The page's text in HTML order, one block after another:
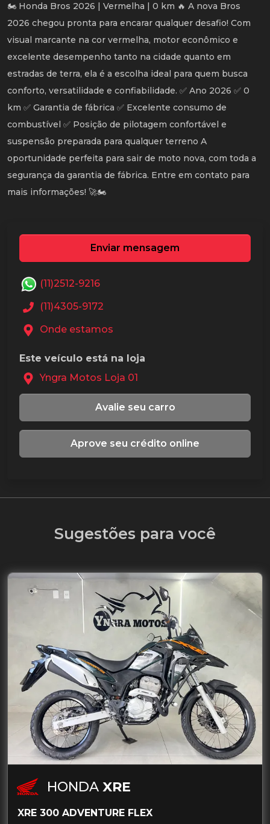
🏍️ Honda Bros 2026 | Vermelha | 0 km 🔥 A nova Bros
2026 chegou pronta para encarar qualquer desafio! Com
visual marcante na cor vermelha, motor econômico e
excelente desempenho tanto na cidade quanto em
estradas de terra, ela é a escolha ideal para quem busca
conforto, versatilidade e confiabilidade. ✅ Ano 2026 ✅ 0
km ✅ Garantia de fábrica ✅ Excelente consumo de
combustível ✅ Posição de pilotagem confortável e
suspensão preparada para qualquer terreno A
oportunidade perfeita para sair de moto nova, com toda a
segurança da garantia de fábrica. Entre em contato para
mais informações! 🚀🏍️
Enviar mensagem
(11)2512-9216
(11)4305-9172
Onde estamos
Este veículo está na loja
Yngra Motos Loja 01
Avalie seu carro
Aprove seu crédito online
Sugestões para você
HONDA XRE
XRE 300 ADVENTURE FLEX